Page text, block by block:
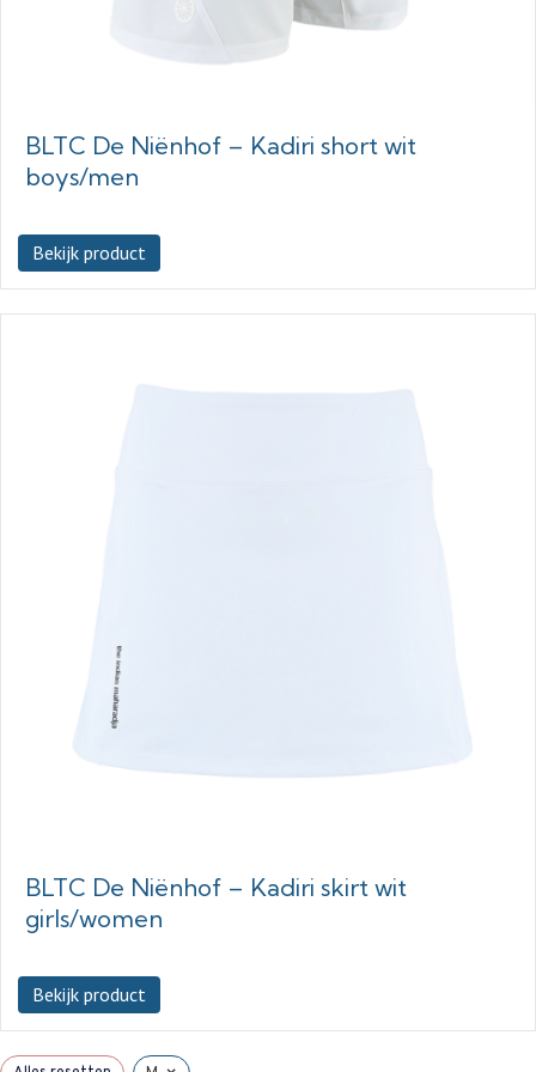
BLTC De Niënhof – Kadiri short wit
boys/men
Bekijk product
BLTC De Niënhof – Kadiri skirt wit
girls/women
Bekijk product